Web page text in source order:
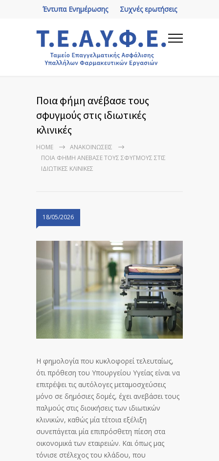
Συχνές ερωτήσεις
Έντυπα Ενημέρωσης
Ποια φήμη ανέβασε τους
σφυγμούς στις ιδιωτικές
κλινικές
HOME
ΑΝΑΚΟΙΝΏΣΕΙΣ
ΠΟΙΑ ΦΉΜΗ ΑΝΈΒΑΣΕ ΤΟΥΣ ΣΦΥΓΜΟΎΣ ΣΤΙΣ
ΙΔΙΩΤΙΚΈΣ ΚΛΙΝΙΚΈΣ
18/05/2026
Η φημολογία που κυκλοφορεί τελευταίως,
ότι πρόθεση του Υπουργείου Υγείας είναι να
επιτρέψει τις αυτόλογες μεταμοσχεύσεις
μόνο σε δημόσιες δομές, έχει ανεβάσει τους
παλμούς στις διοικήσεις των ιδιωτικών
κλινικών, καθώς μία τέτοια εξέλιξη
συνεπάγεται μία επιπρόσθετη πίεση στα
οικονομικά των εταιρειών. Και όπως μας
τόνισε στέλεχος του κλάδου, που